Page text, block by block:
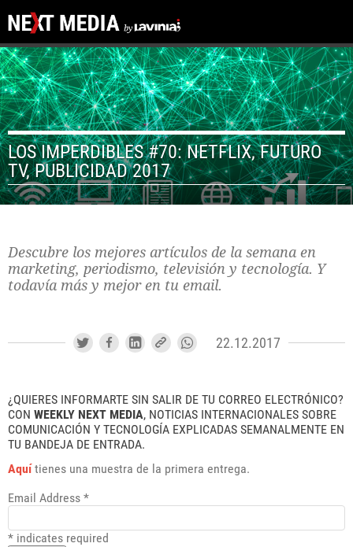
LOS IMPERDIBLES #70: NETFLIX, FUTURO
TV, PUBLICIDAD 2017
Descubre los mejores artículos de la semana en
marketing, periodismo, televisión y tecnología. Y
todavía más y mejor en tu email.
22.12.2017
¿QUIERES INFORMARTE SIN SALIR DE TU CORREO ELECTRÓNICO?
CON WEEKLY NEXT MEDIA, NOTICIAS INTERNACIONALES SOBRE
COMUNICACIÓN Y TECNOLOGÍA EXPLICADAS SEMANALMENTE EN
TU BANDEJA DE ENTRADA.
Aquítienes una muestra de la primera entrega.
Email Address *
* indicates required